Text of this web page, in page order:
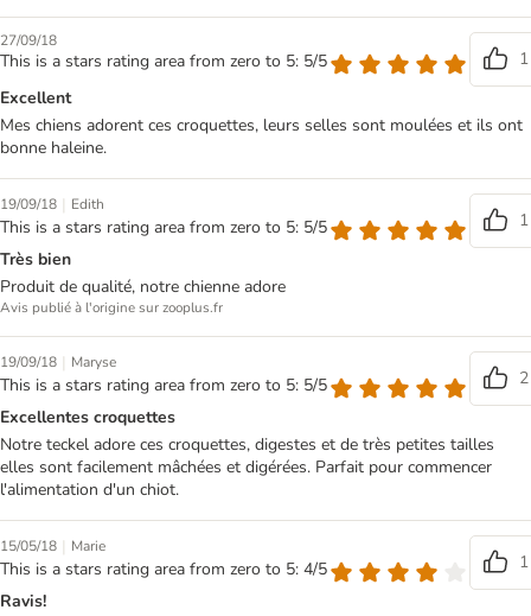
27/09/18
This is a stars rating area from zero to 5: 5/5
1
Excellent
Mes chiens adorent ces croquettes, leurs selles sont moulées et ils ont
bonne haleine.
19/09/18 | Edith
This is a stars rating area from zero to 5: 5/5
1
Très bien
Produit de qualité, notre chienne adore
Avis publié à l'origine sur zooplus.fr
19/09/18 | Maryse
This is a stars rating area from zero to 5: 5/5
2
Excellentes croquettes
Notre teckel adore ces croquettes, digestes et de très petites tailles
elles sont facilement mâchées et digérées. Parfait pour commencer
l'alimentation d'un chiot.
15/05/18 | Marie
This is a stars rating area from zero to 5: 4/5
1
Ravis!